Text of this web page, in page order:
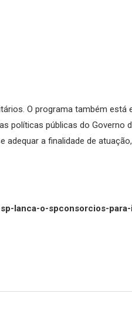
O programa também está
políticas públicas do Governo
a finalidade de
lanca-o-spconsorcios-